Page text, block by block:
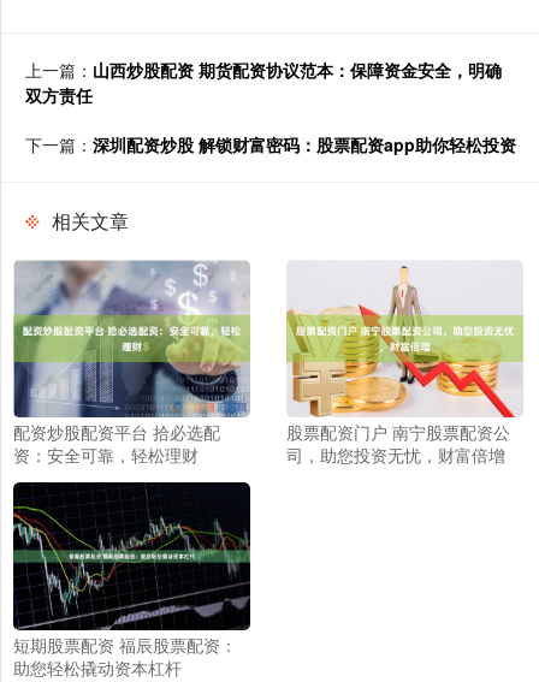
上一篇： 山西炒股配资 期货配资协议范本：保障资金安全，明确
双方责任
下一篇： 深圳配资炒股 解锁财富密码：股票配资app助你轻松投资
相关文章
配资炒股配资平台 拾必选配
资：安全可靠，轻松理财
股票配资门户 南宁股票配资公
司，助您投资无忧，财富倍增
短期股票配资 福辰股票配资：
助您轻松撬动资本杠杆